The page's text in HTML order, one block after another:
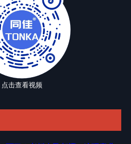
点击查看视频